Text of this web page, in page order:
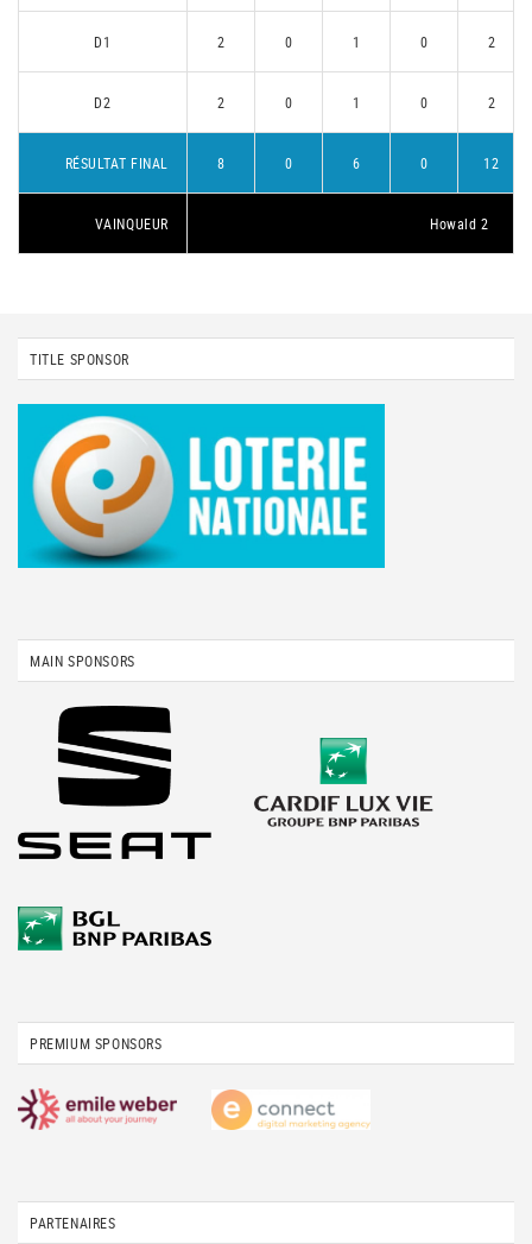
D1 2 0 1 0 2
D2 2 0 1 0 2
RÉSULTAT FINAL 8 0 6 0 12
VAINQUEUR Howald 2
TITLE SPONSOR
MAIN SPONSORS
PREMIUM SPONSORS
PARTENAIRES